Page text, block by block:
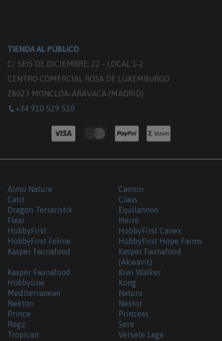
TIENDA AL PÚBLICO
C/ SEIS DE DICIEMBRE, 22 - LOCAL 1-2
CENTRO COMERCIAL ROSA DE LUXEMBURGO
28023 MONCLOA-ARAVACA (MADRID)
+34 910 529 510
Almo Nature
Camon
Catit
Claus
Dragon Terraristik
Equilannoo
Flexi
Herre
HobbyFirst
HobbyFirst Canex
HobbyFirst Feline
HobbyFirst Hope Farms
Kasper Faunafood
Kasper Faunafood
(Akwavit)
Kasper Faunafood
Hobbyline
Kiwi Walker
Kong
Mediterranean
Naturo
Nekton
Nestor
Prince
Princess
Rogz
Sera
Tropican
Versele Laga